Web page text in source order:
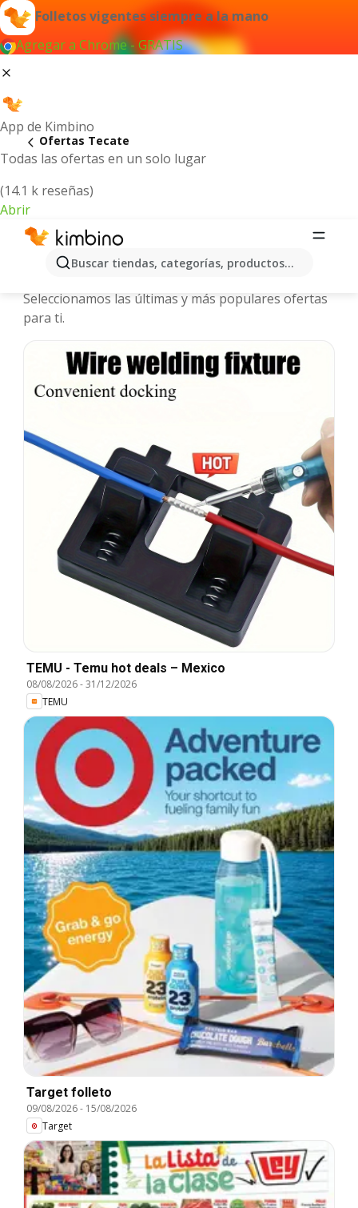
Folletos vigentes siempre a la mano
Agregar a Chrome - GRATIS
App de Kimbino
Todas las ofertas en un solo lugar
(14.1 k reseñas)
Abrir
Buscar tiendas, categorías, productos...
Ofertas Tecate
Tecate - Folletos y ofertas más
Seleccionamos las últimas y más populares ofertas
para ti.
TEMU - Temu hot deals – Mexico
08/08/2026-31/12/2026
TEMU
Target folleto
09/08/2026- 15/08/2026
Target